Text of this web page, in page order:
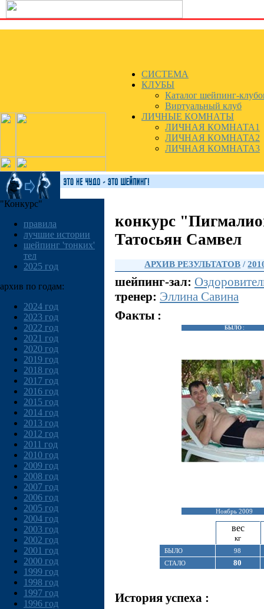
СИСТЕМА
КЛУБЫ
Каталог шейпинг-
Виртуальный клуб
ЛИЧНЫЕ КОМНАТЫ
ЛИЧНАЯ КОМНАТА1
ЛИЧНАЯ КОМНАТА2
ЛИЧНАЯ КОМНАТА3
"Конкурс"
правила
лучшие истории
шейпинг 'тонких'
тел
2025 год
архив по годам:
2024 год
2023 год
2022 год
2021 год
2020 год
2019 год
2018 год
2017 год
2016 год
2015 год
2014 год
2013 год
2012 год
2011 год
2010 год
2009 год
2008 год
2007 год
2006 год
2005 год
2004 год
2003 год
2002 год
2001 год
2000 год
1999 год
1998 год
1997 год
1996 год
конкурс
Татосьян Самвел
АРХИВ РЕЗУЛЬТАТОВ /
шейпинг-зал:
тренер: Эллина Савина
Факты :
БЫЛО :
Ноябрь 2009
вес
кг
БЫЛО
98
СТАЛО
80
История успеха :